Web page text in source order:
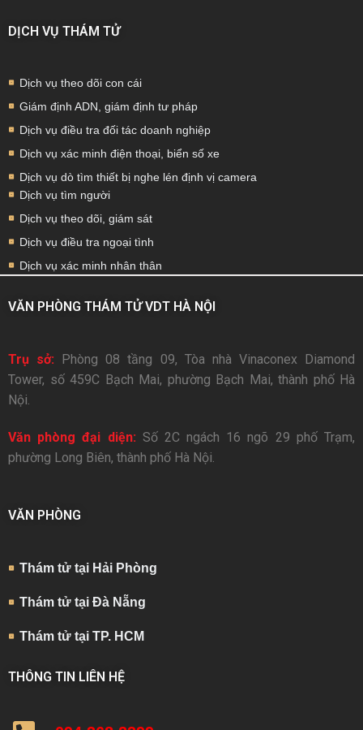
DỊCH VỤ THÁM TỬ
Dịch vụ theo dõi con cái
Giám định ADN, giám định tư pháp
Dịch vụ điều tra đối tác doanh nghiệp
Dịch vụ xác minh điện thoại, biển số xe
Dịch vụ dò tìm thiết bị nghe lén định vị camera
Dịch vụ tìm người
Dịch vụ theo dõi, giám sát
Dịch vụ điều tra ngoại tình
Dịch vụ xác minh nhân thân
VĂN PHÒNG THÁM TỬ VDT HÀ NỘI
Trụ sở: Phòng 08 tầng 09, Tòa nhà Vinaconex Diamond
Tower, số 459C Bạch Mai, phường Bạch Mai, thành phố Hà
Nội.
Văn phòng đại diện: Số 2C ngách 16 ngõ 29 phố Trạm,
phường Long Biên, thành phố Hà Nội.
VĂN PHÒNG
Thám tử tại Hải Phòng
Thám tử tại Đà Nẵng
Thám tử tại TP. HCM
THÔNG TIN LIÊN HỆ